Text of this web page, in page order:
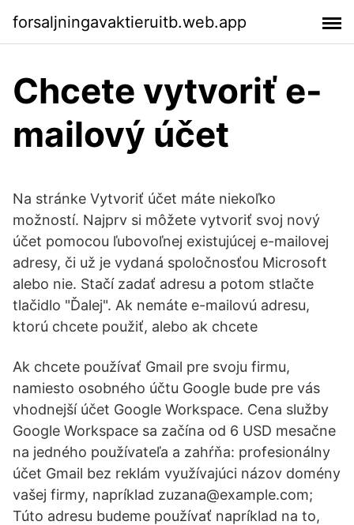
forsaljningavaktieruitb.web.app
Chcete vytvoriť e-
mailový účet
Na stránke Vytvoriť účet máte niekoľko
možností. Najprv si môžete vytvoriť svoj nový
účet pomocou ľubovoľnej existujúcej e-mailovej
adresy, či už je vydaná spoločnosťou Microsoft
alebo nie. Stačí zadať adresu a potom stlačte
tlačidlo "Ďalej". Ak nemáte e-mailovú adresu,
ktorú chcete použiť, alebo ak chcete
Ak chcete používať Gmail pre svoju firmu,
namiesto osobného účtu Google bude pre vás
vhodnejší účet Google Workspace. Cena služby
Google Workspace sa začína od 6 USD mesačne
na jedného používateľa a zahŕňa: profesionálny
účet Gmail bez reklám využívajúci názov domény
vašej firmy, napríklad zuzana@example.com;
Túto adresu budeme používať napríklad na to,